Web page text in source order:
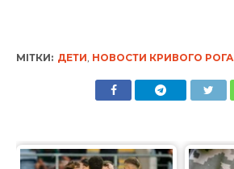
МІТКИ: ДЕТИ НОВОСТИ КРИВОГО РОГА